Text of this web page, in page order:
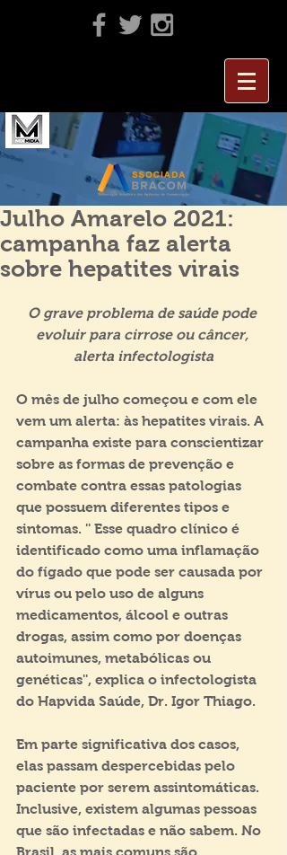
Julho Amarelo 2021:
campanha faz alerta
sobre hepatites virais
O grave problema de saúde pode
evoluir para cirrose ou câncer,
alerta infectologista
O mês de julho começou e com ele
vem um alerta: às hepatites virais. A
campanha existe para conscientizar
sobre as formas de prevenção e
combate contra essas patologias
que possuem diferentes tipos e
sintomas. '' Esse quadro clínico é
identificado como uma inflamação
do fígado que pode ser causada por
vírus ou pelo uso de alguns
medicamentos, álcool e outras
drogas, assim como por doenças
autoimunes, metabólicas ou
genéticas'', explica o infectologista
do Hapvida Saúde, Dr. Igor Thiago.
Em parte significativa dos casos,
elas passam despercebidas pelo
paciente por serem assintomáticas.
Inclusive, existem algumas pessoas
que são infectadas e não sabem. No
Brasil, as mais comuns são